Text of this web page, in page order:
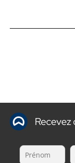
Recevez